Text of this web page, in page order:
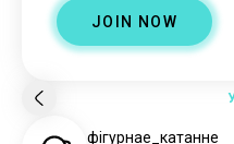
JOIN NOW
фігурнае_катанне